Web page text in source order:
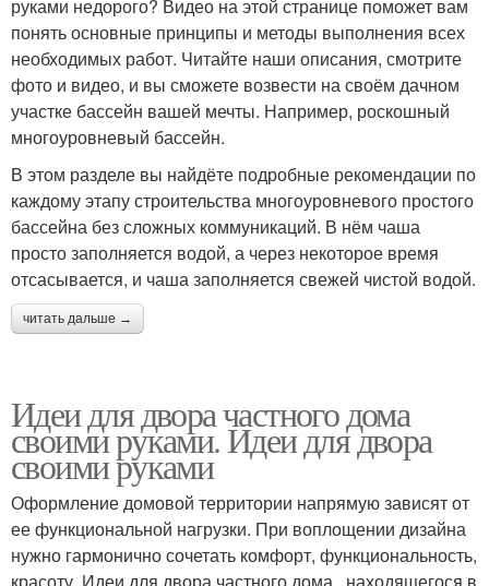
руками недорого? Видео на этой странице поможет вам
понять основные принципы и методы выполнения всех
необходимых работ. Читайте наши описания, смотрите
фото и видео, и вы сможете возвести на своём дачном
участке бассейн вашей мечты. Например, роскошный
многоуровневый бассейн.
В этом разделе вы найдёте подробные рекомендации по
каждому этапу строительства многоуровневого простого
бассейна без сложных коммуникаций. В нём чаша
просто заполняется водой, а через некоторое время
отсасывается, и чаша заполняется свежей чистой водой.
читать дальше →
Идеи для двора частного дома
своими руками. Идеи для двора
своими руками
Оформление домовой территории напрямую зависят от
ее функциональной нагрузки. При воплощении дизайна
нужно гармонично сочетать комфорт, функциональность,